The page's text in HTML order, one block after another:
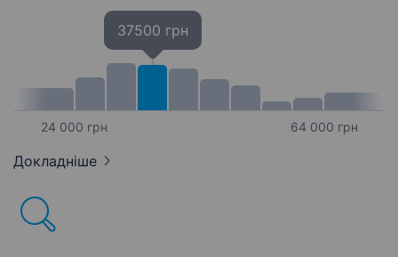
24 000 грн
37500 грн
64 000 грн
Докладніше